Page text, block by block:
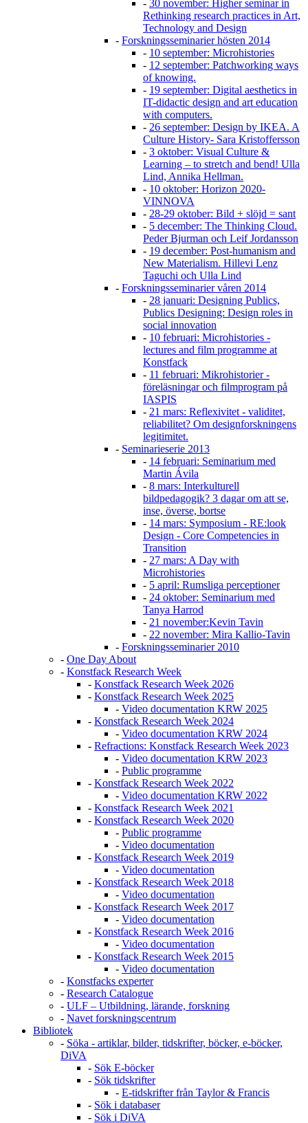
- 30 november: Higher seminar in
Rethinking research practices in Art,
Technology and Design
- Forskningsseminarier hösten 2014
- 10 september: Microhistories
- 12 september: Patchworking ways
of knowing.
- 19 september: Digital aesthetics in
IT-didactic design and art education
with computers.
- 26 september: Design by IKEA. A
Culture History- Sara Kristoffersson
- 3 oktober: Visual Culture &
Learning – to stretch and bend! Ulla
Lind, Annika Hellman.
- 10 oktober: Horizon 2020-
VINNOVA
- 28-29 oktober: Bild + slöjd = sant
- 5 december: The Thinking Cloud.
Peder Bjurman och Leif Jordansson
- 19 december: Post-humanism and
New Materialism. Hillevi Lenz
Taguchi och Ulla Lind
- Forskningsseminarier våren 2014
- 28 januari: Designing Publics,
Publics Designing: Design roles in
social innovation
- 10 februari: Microhistories -
lectures and film programme at
Konstfack
- 11 februari: Mikrohistorier -
föreläsningar och filmprogram på
IASPIS
- 21 mars: Reflexivitet - validitet,
reliabilitet? Om designforskningens
legitimitet.
- Seminarieserie 2013
- 14 februari: Seminarium med
Martin Ávila
- 8 mars: Interkulturell
bildpedagogik? 3 dagar om att se,
inse, överse, bortse
- 14 mars: Symposium - RE:look
Design - Core Competencies in
Transition
- 27 mars: A Day with
Microhistories
- 5 april: Rumsliga perceptioner
- 24 oktober: Seminarium med
Tanya Harrod
- 21 november:Kevin Tavin
- 22 november: Mira Kallio-Tavin
- Forskningsseminarier 2010
- One Day About
- Konstfack Research Week
- Konstfack Research Week 2026
- Konstfack Research Week 2025
- Video documentation KRW 2025
- Konstfack Research Week 2024
- Video documentation KRW 2024
- Refractions: Konstfack Research Week 2023
- Video documentation KRW 2023
- Public programme
- Konstfack Research Week 2022
- Video documentation KRW 2022
- Konstfack Research Week 2021
- Konstfack Research Week 2020
- Public programme
- Video documentation
- Konstfack Research Week 2019
- Video documentation
- Konstfack Research Week 2018
- Video documentation
- Konstfack Research Week 2017
- Video documentation
- Konstfack Research Week 2016
- Video documentation
- Konstfack Research Week 2015
- Video documentation
- Konstfacks experter
- Research Catalogue
- ULF – Utbildning, lärande, forskning
- Navet forskningscentrum
Bibliotek
- Söka - artiklar, bilder, tidskrifter, böcker, e-böcker,
DiVA
- Sök E-böcker
- Sök tidskrifter
- E-tidskrifter från Taylor & Francis
- Sök i databaser
- Sök i DiVA